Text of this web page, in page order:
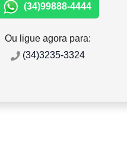
(34)99888-4444
Ou ligue agora para:
(34)3235-3324